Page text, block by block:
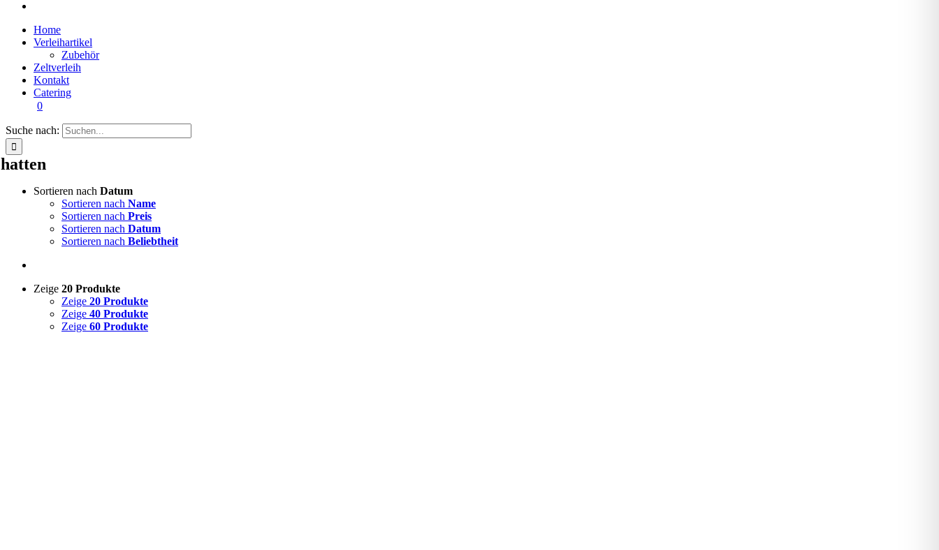
Home
Verleihartikel
Zubehör
Zeltverleih
Kontakt
Catering
0
Suche nach:
Sortieren nach Datum
Sortieren nach Name
Sortieren nach Preis
Sortieren nach Datum
Sortieren nach Beliebtheit
Zeige 20 Produkte
Zeige 20 Produkte
Zeige 40 Produkte
Zeige 60 Produkte